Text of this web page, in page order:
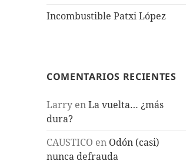
Incombustible Patxi López
COMENTARIOS RECIENTES
Larry enLa vuelta… ¿más
dura?
CAUSTICO en Odón (casi)
nunca defrauda